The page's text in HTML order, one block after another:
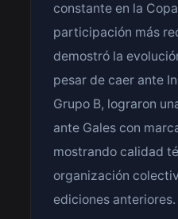
constante en la
participación más
demostró la
pesar de caer ante
Grupo B, lograron
ante Gales con
mostrando calidad
organización
ediciones anteriores.